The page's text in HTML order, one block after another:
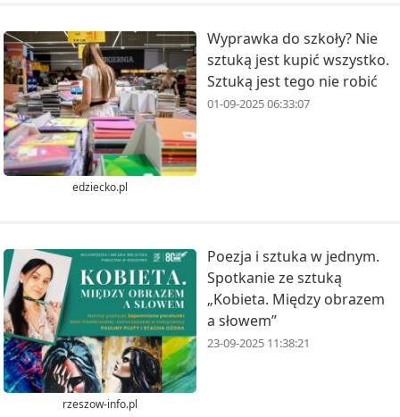
edziecko.pl
Wyprawka do szkoły? Nie
sztuką jest kupić wszystko.
Sztuką jest tego nie robić
01-09-2025 06:33:07
rzeszow-info.pl
Poezja i sztuka w jednym.
Spotkanie ze sztuką
„Kobieta. Między obrazem
a słowem”
23-09-2025 11:38:21